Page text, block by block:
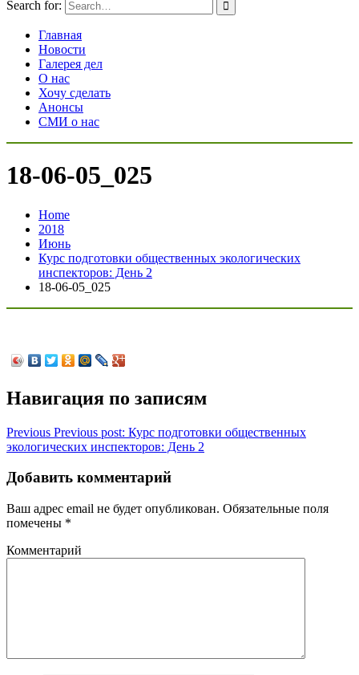
Search for:
Главная
Новости
Галерея дел
О нас
Хочу сделать
Анонсы
СМИ о нас
18-06-05_025
Home
2018
Июнь
Курс подготовки общественных экологических
инспекторов: День 2
18-06-05_025
Навигация по записям
Previous Previous post: Курс подготовки общественных
экологических инспекторов: День 2
Добавить комментарий
Ваш адрес email не будет опубликован. Обязательные поля
помечены *
Комментарий